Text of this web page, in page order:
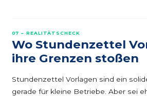
07 – REALITÄTSCHECK
Wo Stundenzettel
ihre Grenzen stoßen
Stundenzettel Vorlagen sind ein
gerade für kleine Betriebe. Aber sei